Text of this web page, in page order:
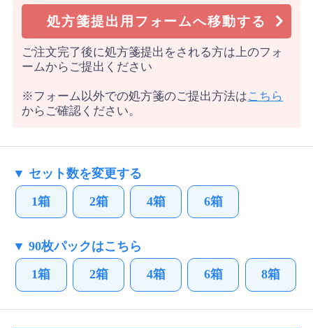
処方箋提出用フォームへ移動する
ご注文完了後に処方箋提出をされる方は上のフォ
ームからご提出ください
※フォーム以外での処方箋のご提出方法はこちら
からご確認ください。
▼ セット数を変更する
1箱 2箱 4箱 6箱
▼ 90枚パックはこちら
1箱 2箱 4箱 6箱 8箱